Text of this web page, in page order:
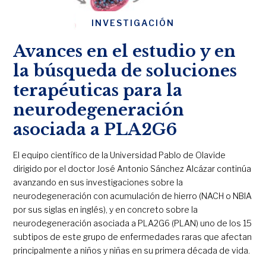
INVESTIGACIÓN
Avances en el estudio y en
la búsqueda de soluciones
terapéuticas para la
neurodegeneración
asociada a PLA2G6
El equipo científico de la Universidad Pablo de Olavide
dirigido por el doctor José Antonio Sánchez Alcázar continúa
avanzando en sus investigaciones sobre la
neurodegeneración con acumulación de hierro (NACH o NBIA
por sus siglas en inglés), y en concreto sobre la
neurodegeneración asociada a PLA2G6 (PLAN) uno de los 15
subtipos de este grupo de enfermedades raras que afectan
principalmente a niños y niñas en su primera década de vida.